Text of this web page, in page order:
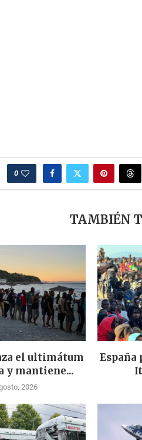
0
TAMBIÉN
el ultimátum
y mantiene...
2026
España